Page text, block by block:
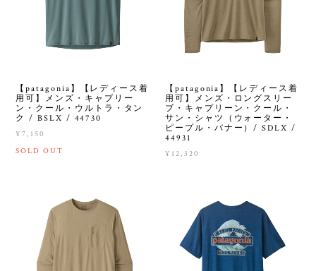
【patagonia】【レディース着
用可】メンズ・キャプリー
ン・クール・ウルトラ・タン
ク / BSLX / 44730
¥7,150
SOLD OUT
【patagonia】【レディース着
用可】メンズ・ロングスリー
ブ・キャプリーン・クール・
サン・シャツ（ウォーター・
ピープル・バナー）/ SDLX /
44931
¥12,320